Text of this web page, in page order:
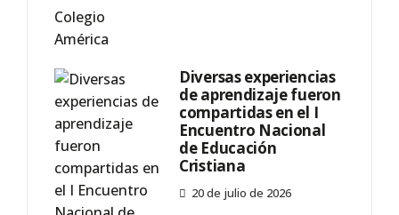
Diversas experiencias
de aprendizaje fueron
compartidas en el I
Encuentro Nacional
de Educación
Cristiana
20 de julio de 2026